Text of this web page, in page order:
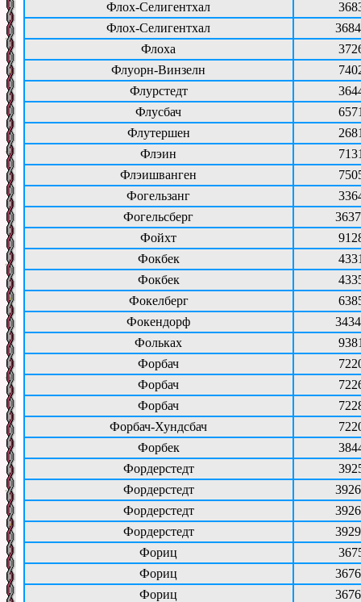
Флох-Селигентхал
Флох-Селигентхал
Флоха
Флуорн-Винзелн
Флурстедт
Флусбач
Флутершен
Флэин
Флэишванген
Фогельзанг
Фогельсберг
Фойхт
Фокбек
Фокбек
Фокелберг
Фокендорф
Фольках
Форбач
Форбач
Форбач
Форбач-Хундсбач
Форбек
Фордерстедт
Фордерстедт
Фордерстедт
Фордерстедт
Фориц
Фориц
Фориц